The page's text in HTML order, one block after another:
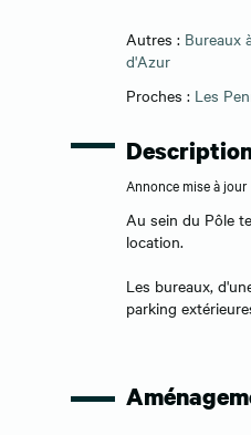
Autres : Bureaux
d'Azur
Proches : Les
Annonce mise à
Au sein du Pôle
location.
Les bureaux,
parking